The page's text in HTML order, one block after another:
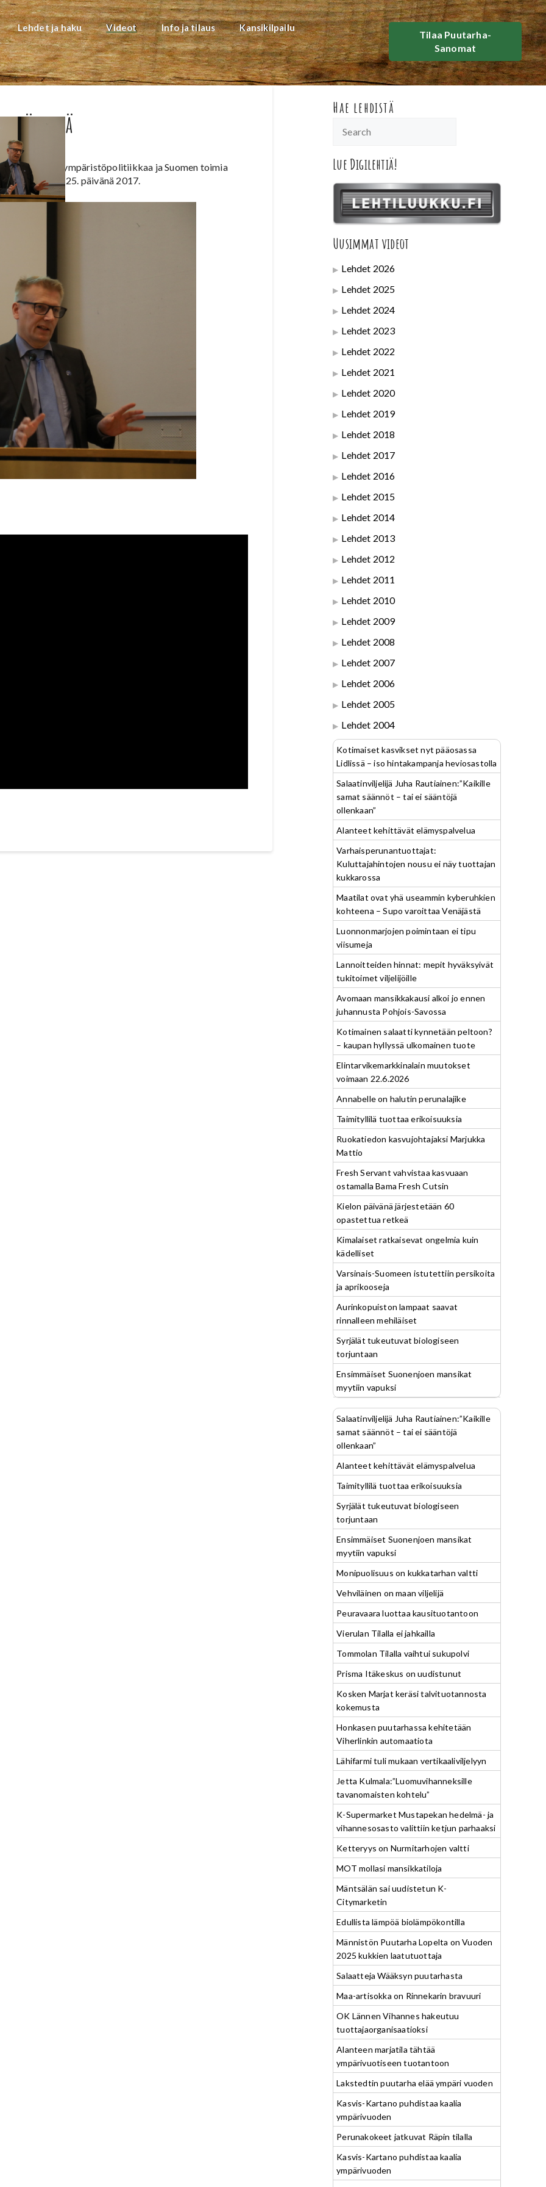
Lehdet ja haku Videot Info ja tilaus Kansikilpailu
Tilaa Puutarha-
Sanomat
selvitti EU:n ympäristöpolitiikkaa ja Suomen toimia
lokakuun 25. päivänä 2017.
Hae lehdistä
Lue Digilehtiä!
Uusimmat videot
Lehdet 2026
Lehdet 2025
Lehdet 2024
Lehdet 2023
Lehdet 2022
Lehdet 2021
Lehdet 2020
Lehdet 2019
Lehdet 2018
Lehdet 2017
Lehdet 2016
Lehdet 2015
Lehdet 2014
Lehdet 2013
Lehdet 2012
Lehdet 2011
Lehdet 2010
Lehdet 2009
Lehdet 2008
Lehdet 2007
Lehdet 2006
Lehdet 2005
Lehdet 2004
Kotimaiset kasvikset nyt pääosassa
Lidlissä – iso hintakampanja heviosastolla
Salaatinviljelijä Juha Rautiainen:”Kaikille
samat säännöt – tai ei sääntöjä
ollenkaan”
Alanteet kehittävät elämyspalvelua
Varhaisperunantuottajat:
Kuluttajahintojen nousu ei näy tuottajan
kukkarossa
Maatilat ovat yhä useammin kyberuhkien
kohteena – Supo varoittaa Venäjästä
Luonnonmarjojen poimintaan ei tipu
viisumeja
Lannoitteiden hinnat: mepit hyväksyivät
tukitoimet viljelijöille
Avomaan mansikkakausi alkoi jo ennen
juhannusta Pohjois-Savossa
Kotimainen salaatti kynnetään peltoon?
– kaupan hyllyssä ulkomainen tuote
Elintarvikemarkkinalain muutokset
voimaan 22.6.2026
Annabelle on halutin perunalajike
Taimityllilä tuottaa erikoisuuksia
Ruokatiedon kasvujohtajaksi Marjukka
Mattio
Fresh Servant vahvistaa kasvuaan
ostamalla Bama Fresh Cutsin
Kielon päivänä järjestetään 60
opastettua retkeä
Kimalaiset ratkaisevat ongelmia kuin
kädelliset
Varsinais-Suomeen istutettiin persikoita
ja aprikooseja
Aurinkopuiston lampaat saavat
rinnalleen mehiläiset
Syrjälät tukeutuvat biologiseen
torjuntaan
Ensimmäiset Suonenjoen mansikat
myytiin vapuksi
Salaatinviljelijä Juha Rautiainen:”Kaikille
samat säännöt – tai ei sääntöjä
ollenkaan”
Alanteet kehittävät elämyspalvelua
Taimityllilä tuottaa erikoisuuksia
Syrjälät tukeutuvat biologiseen
torjuntaan
Ensimmäiset Suonenjoen mansikat
myytiin vapuksi
Monipuolisuus on kukkatarhan valtti
Vehviläinen on maan viljelijä
Peuravaara luottaa kausituotantoon
Vierulan Tilalla ei jahkailla
Tommolan Tilalla vaihtui sukupolvi
Prisma Itäkeskus on uudistunut
Kosken Marjat keräsi talvituotannosta
kokemusta
Honkasen puutarhassa kehitetään
Viherlinkin automaatiota
Lähifarmi tuli mukaan vertikaaliviljelyyn
Jetta Kulmala:”Luomuvihanneksille
tavanomaisten kohtelu”
K-Supermarket Mustapekan hedelmä- ja
vihannesosasto valittiin ketjun parhaaksi
Ketteryys on Nurmitarhojen valtti
MOT mollasi mansikkatiloja
Mäntsälän sai uudistetun K-
Citymarketin
Edullista lämpöä biolämpökontilla
Männistön Puutarha Lopelta on Vuoden
2025 kukkien laatutuottaja
Salaatteja Wääksyn puutarhasta
Maa-artisokka on Rinnekarin bravuuri
OK Lännen Vihannes hakeutuu
tuottajaorganisaatioksi
Alanteen marjatila tähtää
ympärivuotiseen tuotantoon
Lakstedtin puutarha elää ympäri vuoden
Kasvis-Kartano puhdistaa kaalia
ympärivuoden
Perunakokeet jatkuvat Räpin tilalla
Kasvis-Kartano puhdistaa kaalia
ympärivuoden